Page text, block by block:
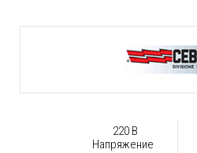
220 В
Напряжение